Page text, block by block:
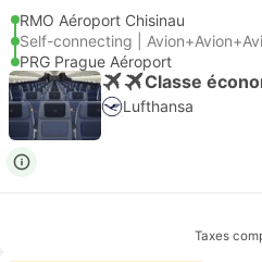
RMO Aéroport Chisinau
Self-connecting |
PRG Prague Aéroport
Lufthansa
Taxes